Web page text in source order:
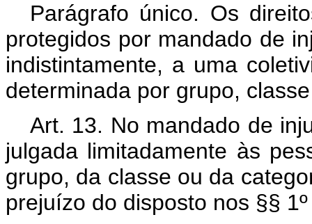
Parágrafo único. Os
protegidos por mandado de
indistintamente, a uma
determinada por grupo,
Art. 13. No mandado de
julgada limitadamente às
grupo, da classe ou da
prejuízo do disposto nos §§